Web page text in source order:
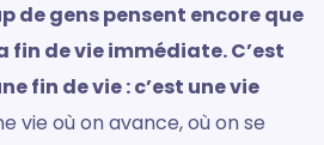
de gens pensent encore que
fin de vie immédiate. C’est
fin de vie : c’est une vie
vie où on avance, où on se